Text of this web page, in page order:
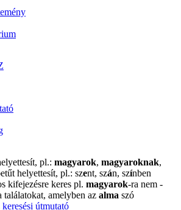
pl.: magyarok, magyaroknak,
helyettesít, pl.: szent, szán, színben
kifejezésre keres pl. magyarok-ra nem -
találatokat, amelyben az alma szó
keresési útmutató